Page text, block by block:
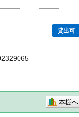
貸出可
本棚へ